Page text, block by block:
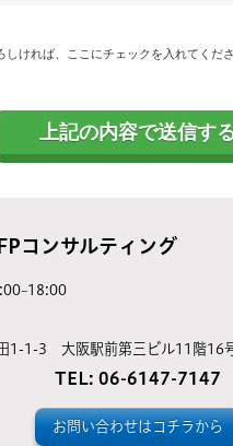
しければ、ここにチェックを入れてくださ
上記の内容で送信す
コンサルティング
1-1-3 大阪駅前第三ビル11階16
TEL: 06-6147-7147
お問い合わせはコチラから